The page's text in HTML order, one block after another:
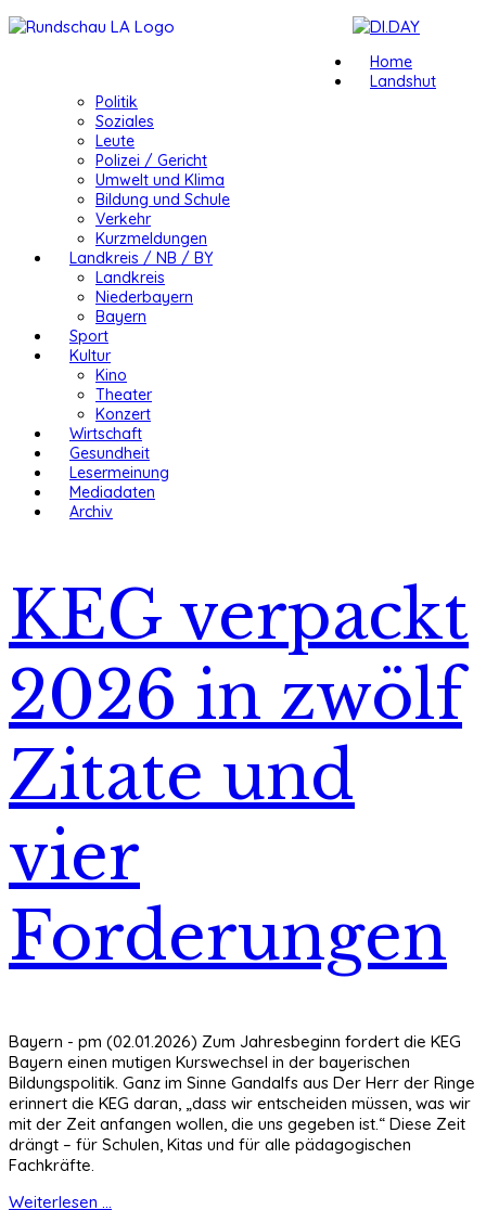
Home
Landshut
Politik
Soziales
Leute
Polizei / Gericht
Umwelt und Klima
Bildung und Schule
Verkehr
Kurzmeldungen
Landkreis / NB / BY
Landkreis
Niederbayern
Bayern
Sport
Kultur
Kino
Theater
Konzert
Wirtschaft
Gesundheit
Lesermeinung
Mediadaten
Archiv
KEG verpackt
2026 in zwölf
Zitate und
vier
Forderungen
Bayern - pm (02.01.2026) Zum Jahresbeginn fordert die KEG
Bayern einen mutigen Kurswechsel in der bayerischen
Bildungspolitik. Ganz im Sinne Gandalfs aus Der Herr der Ringe
erinnert die KEG daran, „dass wir entscheiden müssen, was wir
mit der Zeit anfangen wollen, die uns gegeben ist.“ Diese Zeit
drängt – für Schulen, Kitas und für alle pädagogischen
Fachkräfte.
Weiterlesen ...